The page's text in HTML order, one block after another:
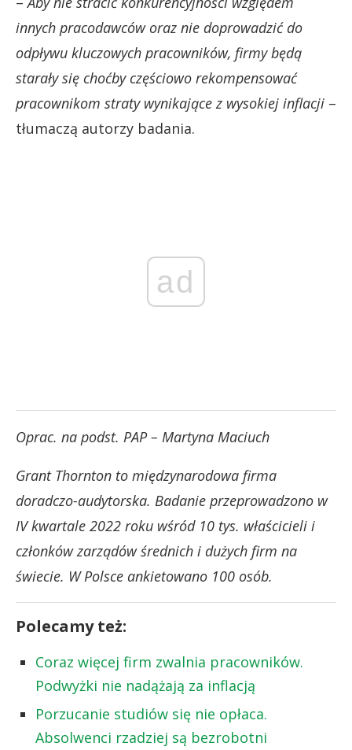
innych pracodawców oraz nie doprowadzić do
odpływu kluczowych pracowników, firmy będą
starały się choćby częściowo rekompensować
pracownikom straty wynikające z wysokiej inflacji –
tłumaczą autorzy badania.
ad
Oprac. na podst. PAP – Martyna Maciuch
Grant Thornton to międzynarodowa firma
doradczo-audytorska. Badanie przeprowadzono w
IV kwartale 2022 roku wśród 10 tys. właścicieli i
członków zarządów średnich i dużych firm na
świecie. W Polsce ankietowano 100 osób.
Polecamy też:
Coraz więcej firm zwalnia pracowników.
Podwyżki nie nadążają za inflacją
Porzucanie studiów się nie opłaca.
Absolwenci rzadziej są bezrobotni